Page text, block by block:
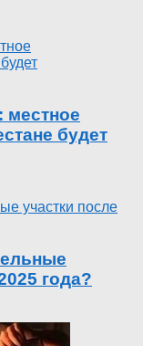
местное
будет
года?